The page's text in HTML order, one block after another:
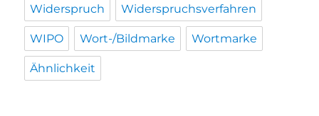
Widerspruch Widerspruchsverfahren
WIPO Wort-/Bildmarke Wortmarke
Ähnlichkeit